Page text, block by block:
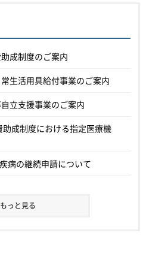
成制度のご案内
生活用具給付事業のご案内
立支援事業のご案内
成制度における指定医療機
病の継続申請について
もっと見る